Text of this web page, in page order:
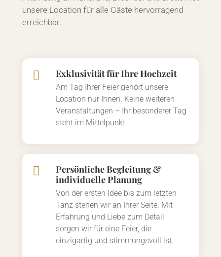
unsere Location für alle Gäste hervorragend
erreichbar.
 Exklusivität für Ihre Hochzeit
Am Tag Ihrer Feier gehört unsere
Location nur Ihnen. Keine weiteren
Veranstaltungen – Ihr besonderer Tag
steht im Mittelpunkt.

Persönliche Begleitung &
individuelle Planung
Von der ersten Idee bis zum letzten
Tanz stehen wir an Ihrer Seite. Mit
Erfahrung und Liebe zum Detail
sorgen wir für eine Feier, die
einzigartig und stimmungsvoll ist.